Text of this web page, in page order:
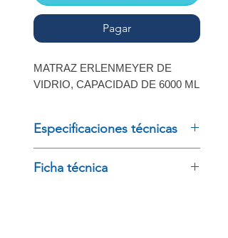
Pagar
MATRAZ ERLENMEYER DE
VIDRIO, CAPACIDAD DE 6000 ML
Especificaciones técnicas
MATRAZ ERLENMEYER DE
Ficha técnica